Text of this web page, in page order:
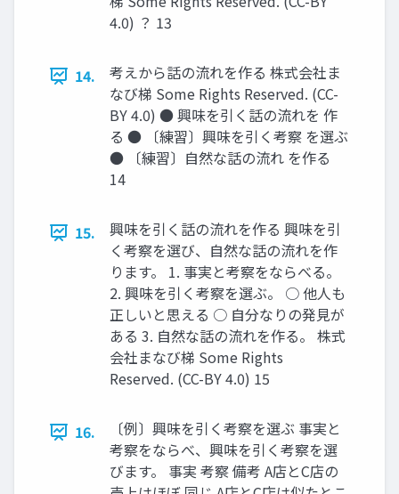
4.0) ？ 13
14.
考えから話の流れを作る 株式会社ま
なび梯 Some Rights Reserved. (CC-
BY 4.0) ● 興味を引く話の流れを 作
る ● 〔練習〕興味を引く考察 を選ぶ
● 〔練習〕自然な話の流れ を作る
14
15.
興味を引く話の流れを作る 興味を引
く考察を選び、自然な話の流れを作
ります。 1. 事実と考察をならべる。
2. 興味を引く考察を選ぶ。 ○ 他人も
正しいと思える ○ 自分なりの発見が
ある 3. 自然な話の流れを作る。 株式
会社まなび梯 Some Rights
Reserved. (CC-BY 4.0) 15
16.
〔例〕興味を引く考察を選ぶ 事実と
考察をならべ、興味を引く考察を選
びます。 事実 考察 備考 A店とC店の